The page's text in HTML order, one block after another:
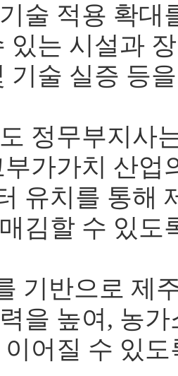
술 적용 확대
있는 시설과
기술 실증 등
정무부지사
가가치 산업
유치를 통해
김할 수 있도
기반으로 제
을 높여 , 농가
어질 수 있